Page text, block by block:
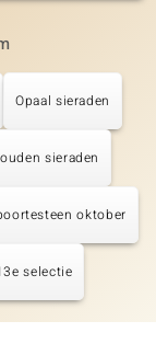
Opaal sieraden
sieraden
oktober
selectie